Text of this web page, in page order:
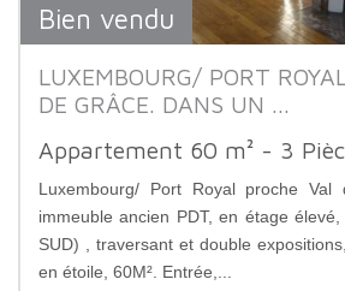
Bien vendu
LUXEMBOURG/ PORT
DE GRÂCE. DANS UN ...
Appartement 60 m² - 3
Luxembourg/ Port Royal proche
immeuble ancien PDT, en étage
SUD) , traversant et double
en étoile, 60M². Entrée,...